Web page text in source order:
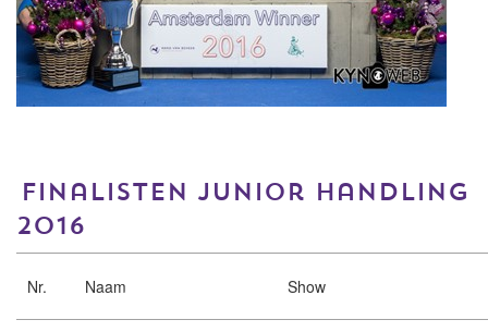
Finalisten Junior Handling
2016
Nr. Naam Show